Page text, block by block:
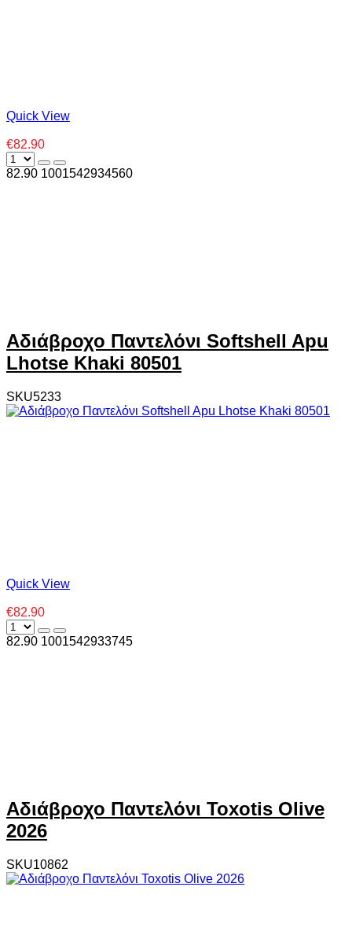
Quick View
€82.90
82.90 1001542934560
Αδιάβροχο Παντελόνι Softshell Apu
Lhotse Khaki 80501
SKU5233
Quick View
€82.90
82.90 1001542933745
Αδιάβροχο Παντελόνι Toxotis Olive
2026
SKU10862